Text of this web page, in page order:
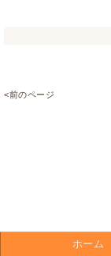
<前のページ
ホーム